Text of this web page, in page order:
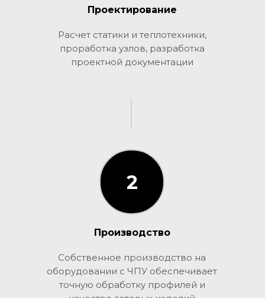
Расчет статики и теплотехники,
проработка узлов, разработка
проектной документации
Проектирование
2
Производство
Собственное производство на
оборудовании с ЧПУ обеспечивает
точную обработку профилей и
2